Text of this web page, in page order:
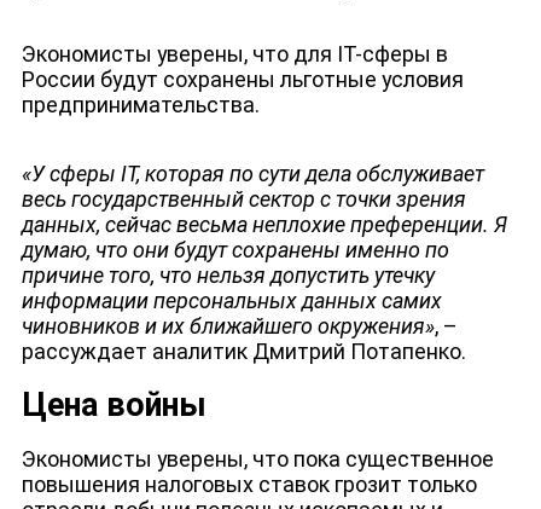
Экономисты уверены, что для IT-сферы в
России будут сохранены льготные условия
предпринимательства.
«У сферы IT, которая по сути дела обслуживает
весь государственный сектор с точки зрения
данных, сейчас весьма неплохие преференции. Я
думаю, что они будут сохранены именно по
причине того, что нельзя допустить утечку
информации персональных данных самих
чиновников и их ближайшего окружения», –
рассуждает аналитик Дмитрий Потапенко.
Цена войны
Экономисты уверены, что пока существенное
повышения налоговых ставок грозит только